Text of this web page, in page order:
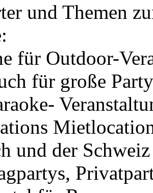
und Themen
für Outdoor-
für große
und der